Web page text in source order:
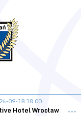
09-18 18:00
Hotel Wrocław
---